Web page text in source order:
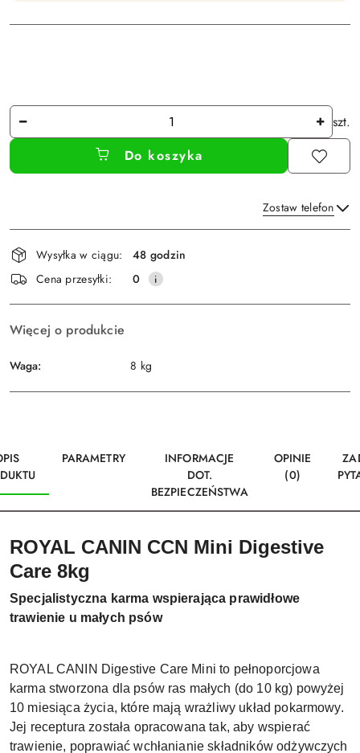
Ilość
szt.
Do koszyka
Zostaw telefon
Wyślij
Dostępność
i
dostawa
Wysyłka w ciągu:
48 godzin
Cena przesyłki:
0
Więcej o produkcie
Waga: 8 kg
PARAMETRY
INFORMACJE
DOT.
BEZPIECZEŃSTWA
OPINIE
(0)
ROYAL CANIN CCN Mini Digestive
Care 8kg
Specjalistyczna karma wspierająca prawidłowe
trawienie u małych psów
ROYAL CANIN Digestive Care Mini to pełnoporcjowa
karma stworzona dla psów ras małych (do 10 kg) powyżej
10 miesiąca życia, które mają wrażliwy układ pokarmowy.
Jej receptura została opracowana tak, aby wspierać
trawienie, poprawiać wchłanianie składników odżywczych